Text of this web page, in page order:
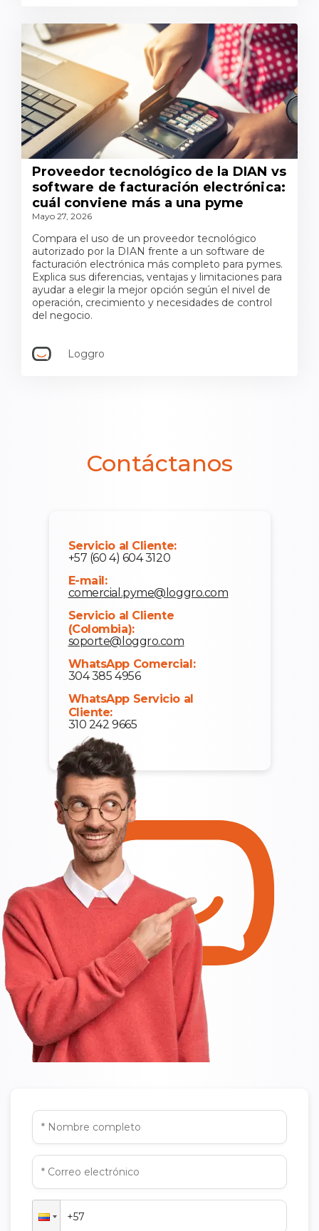
Proveedor tecnológico de la DIAN vs
software de facturación electrónica:
cuál conviene más a una pyme
Mayo 27, 2026
Compara el uso de un proveedor tecnológico
autorizado por la DIAN frente a un software de
facturación electrónica más completo para pymes.
Explica sus diferencias, ventajas y limitaciones para
ayudar a elegir la mejor opción según el nivel de
operación, crecimiento y necesidades de control
del negocio.
Loggro
Contáctanos
Servicio al Cliente:
+57 (60 4) 604 3120
E-mail:
comercial.pyme@loggro.com
Servicio al Cliente
(Colombia):
soporte@loggro.com
WhatsApp Comercial:
304 385 4956
WhatsApp Servicio al
Cliente:
310 242 9665